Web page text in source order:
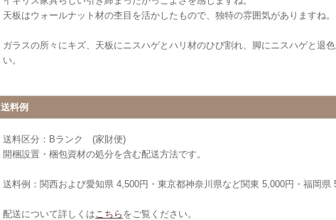
天板はウォールナット材の杢目を活かしたもので、独特の雰囲気がありますね。
ガラスの所々にキズ、天板にニスハゲとハリ材のひび割れ、脚にニスハゲと退
い。
送料例
送料区分：Bランク (家財便)
開梱設置・梱包資材の処分を含む配送方法です。
送料例：関西および愛知県 4,500円・東京都神奈川県など関東 5,000円・福岡県
配送について詳しくは こちら をご覧ください。